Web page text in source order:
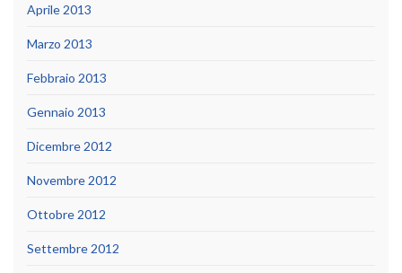
Aprile 2013
Marzo 2013
Febbraio 2013
Gennaio 2013
Dicembre 2012
Novembre 2012
Ottobre 2012
Settembre 2012